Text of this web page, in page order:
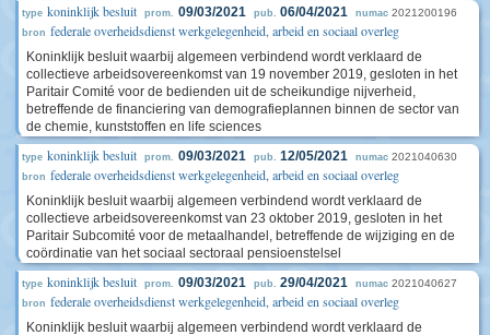
type koninklijk besluit prom. 09/03/2021 pub. 06/04/2021 numac 2021200196
bron federale overheidsdienst werkgelegenheid, arbeid en sociaal overleg
Koninklijk besluit waarbij algemeen verbindend wordt verklaard de
collectieve arbeidsovereenkomst van 19 november 2019, gesloten in het
Paritair Comité voor de bedienden uit de scheikundige nijverheid,
betreffende de financiering van demografieplannen binnen de sector van
de chemie, kunststoffen en life sciences
type koninklijk besluit prom. 09/03/2021 pub. 12/05/2021 numac 2021040630
bron federale overheidsdienst werkgelegenheid, arbeid en sociaal overleg
Koninklijk besluit waarbij algemeen verbindend wordt verklaard de
collectieve arbeidsovereenkomst van 23 oktober 2019, gesloten in het
Paritair Subcomité voor de metaalhandel, betreffende de wijziging en de
coördinatie van het sociaal sectoraal pensioenstelsel
type koninklijk besluit prom. 09/03/2021 pub. 29/04/2021 numac 2021040627
bron federale overheidsdienst werkgelegenheid, arbeid en sociaal overleg
Koninklijk besluit waarbij algemeen verbindend wordt verklaard de